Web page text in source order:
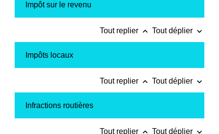
Impôt sur le revenu
Tout replier keyboard_arrow_up Tout déplier keyboard_arrow_down
Impôts locaux
Tout replier keyboard_arrow_up Tout déplier keyboard_arrow_down
Infractions routières
Tout replier Tout déplier